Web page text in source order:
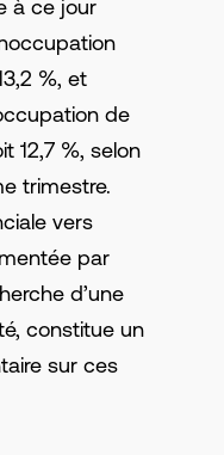
à ce jour
%, et
de
12,7 %, selon
trimestre.
vers
par
d’une
constitue un
sur ces